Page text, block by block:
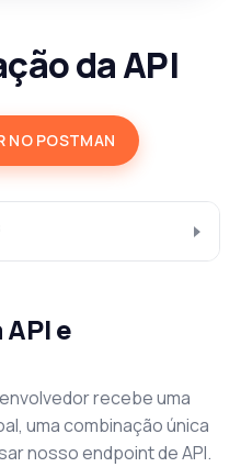
da API
NO POSTMAN
e
recebe uma
uma combinação única
nosso endpoint de API.